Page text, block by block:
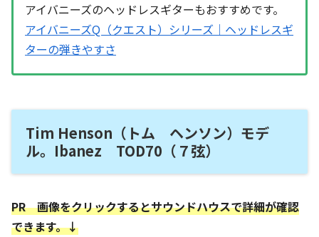
アイバニーズのヘッドレスギターもおすすめです。
アイバニーズQ（クエスト）シリーズ｜ヘッドレスギ
ターの弾きやすさ
Tim Henson（トム ヘンソン）モデ
ル。Ibanez TOD70（７弦）
PR 画像をクリックするとサウンドハウスで詳細が確認
できます。↓